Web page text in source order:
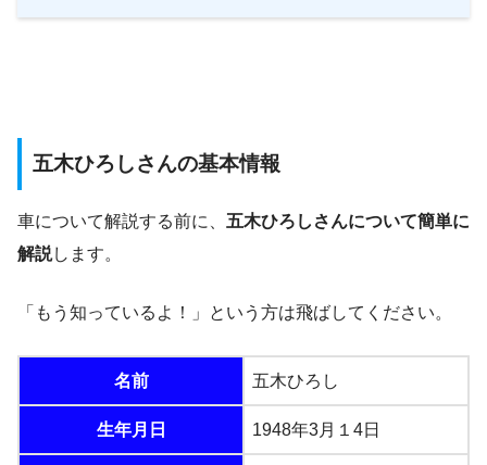
五木ひろしさんの基本情報
車について解説する前に、 五木ひろしさんについて簡単に
解説します。
「もう知っているよ！」という方は飛ばしてください。
名前 五木ひろし
生年月日 1948年3月１4日